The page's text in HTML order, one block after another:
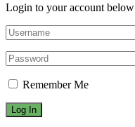
Login to your account below
Remember Me